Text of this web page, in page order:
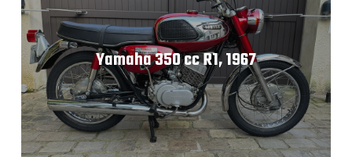
Yamaha 350 cc R1, 1967